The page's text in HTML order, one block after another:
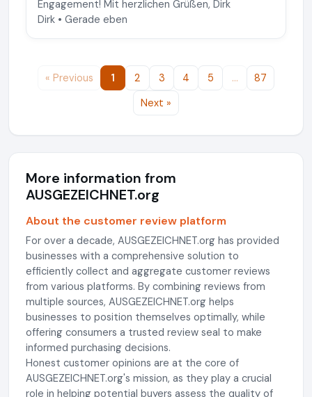
Engagement! Mit herzlichen Grüßen, Dirk
Dirk • Gerade eben
« Previous 1 2 3 4 5 …
87
Next »
More information from
AUSGEZEICHNET.org
About the customer review platform
For over a decade, AUSGEZEICHNET.org has provided
businesses with a comprehensive solution to
efficiently collect and aggregate customer reviews
from various platforms. By combining reviews from
multiple sources, AUSGEZEICHNET.org helps
businesses to position themselves optimally, while
offering consumers a trusted review seal to make
informed purchasing decisions.
Honest customer opinions are at the core of
AUSGEZEICHNET.org's mission, as they play a crucial
role in helping potential buyers assess the quality of